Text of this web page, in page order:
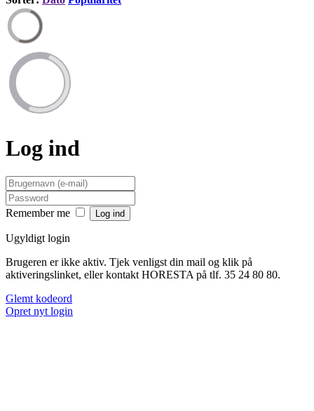
Log ind
Remember me
Ugyldigt login
Brugeren er ikke aktiv. Tjek venligst din mail og klik på
aktiveringslinket, eller kontakt HORESTA på tlf. 35 24 80 80.
Glemt kodeord
Opret nyt login